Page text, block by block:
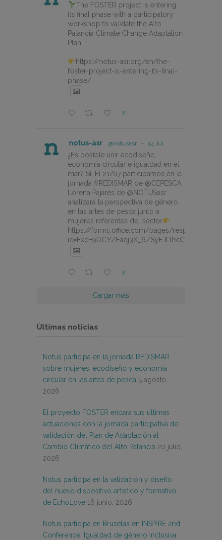
The FOSTER project is entering
its final phase with a participatory
workshop to validate the Alto
Palancia Climate Change Adaptation
Plan.
https://notus-asr.org/en/the-
foster-project-is-entering-its-final-
phase/
X
notus-asr @notusasr · 14 Jul
¿Es posible unir ecodiseño,
economía circular e igualdad en el
mar? Sí. El 21/07 participamos en la
jornada #REDISMAR de @CEPESCA.
Lorena Pajares de @NOTUSasr
analizará la perspectiva de género
en las artes de pesca junto a
mujeres referentes del sector
https://forms.office.com/pages/
X
Cargar más
Últimas noticias
Notus participa en la jornada REDISMAR
sobre mujeres, ecodiseño y economía
circular en las artes de pesca 5 agosto,
2026
El proyecto FOSTER encara sus últimas
actuaciones con la jornada participativa de
validación del Plan de Adaptación al
Cambio Climático del Alto Palancia 20 julio,
2026
Notus participa en la validación y diseño
del nuevo dispositivo artístico y formativo
de EchoLove 16 junio, 2026
Notus participa en Bruselas en INSPIRE 2nd
Conference: Igualdad de género inclusiva